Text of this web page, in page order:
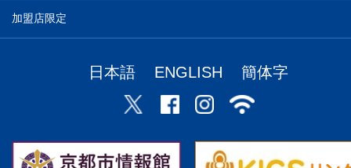
加盟店限定
日本語 ENGLISH 簡体字